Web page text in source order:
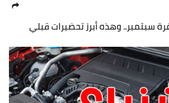
سبتمبر.. وهذه أبرز تحضيرات قبلي